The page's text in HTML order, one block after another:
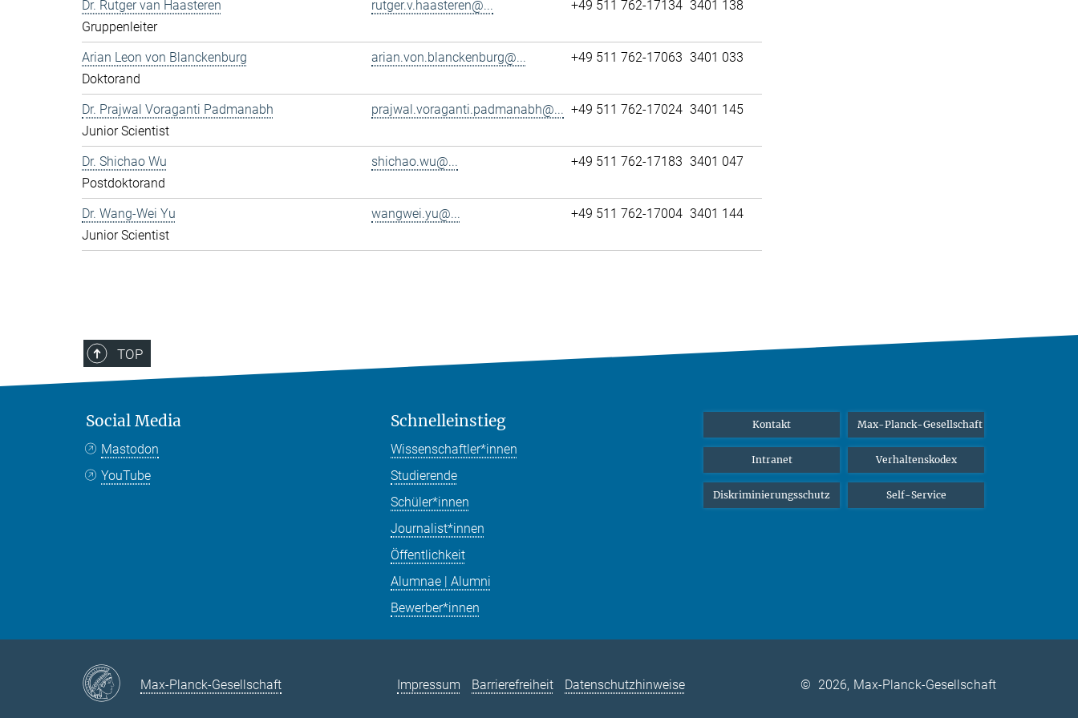
Dr. Rutger van Haasteren
Gruppenleiter
rutger.v.haasteren@... +49 511 762-17134 3401 138
Arian Leon von Blanckenburg
Doktorand
arian.von.blanckenburg@... +49 511 762-17063 3401 033
Dr. Prajwal Voraganti Padmanabh
Junior Scientist
prajwal.voraganti.padmanabh@... +49 511 762-17024 3401 145
Dr. Shichao Wu
Postdoktorand
shichao.wu@... +49 511 762-17183 3401 047
Dr. Wang-Wei Yu
Junior Scientist
wangwei.yu@... +49 511 762-17004 3401 144
TOP
Social Media
Mastodon
YouTube
Schnelleinstieg
Wissenschaftler*innen
Studierende
Schüler*innen
Journalist*innen
Öffentlichkeit
Alumnae | Alumni
Bewerber*innen
Kontakt Max-Planck-Gesellschaft
Intranet Verhaltenskodex
Diskriminierungsschutz Self-Service
Max-Planck-Gesellschaft Impressum Barrierefreiheit Datenschutzhinweise © 2026, Max-Planck-Gesellschaft